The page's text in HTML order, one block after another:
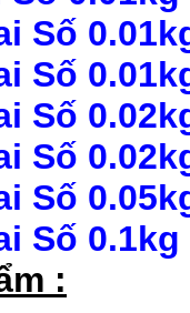
Số
Số
Số
Số
Số
Số 0.1kg
: